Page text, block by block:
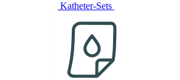
Katheter-Sets